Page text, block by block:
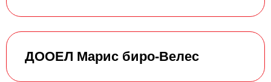
ДООЕЛ Марис биро-Велес